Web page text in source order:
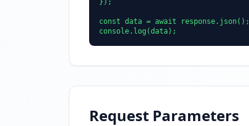
});
const data = await response.json();
console.log(data);
Request Parameters